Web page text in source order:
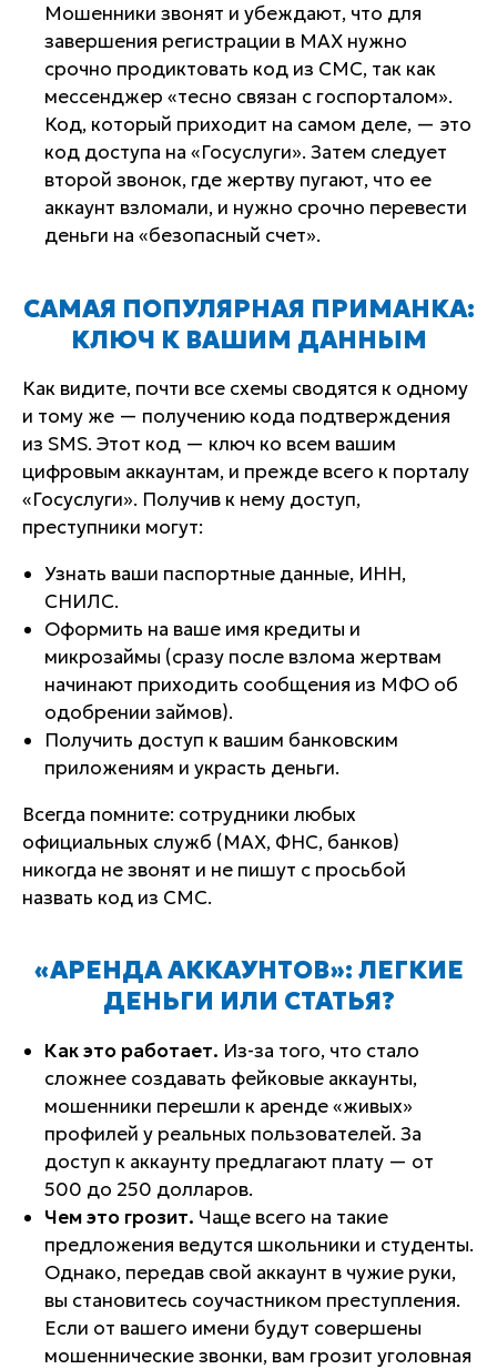
Мошенники звонят и убеждают, что для
завершения регистрации в MAX нужно
срочно продиктовать код из СМС, так как
мессенджер «тесно связан с госпорталом».
Код, который приходит на самом деле, — это
код доступа на «Госуслуги». Затем следует
второй звонок, где жертву пугают, что ее
аккаунт взломали, и нужно срочно перевести
деньги на «безопасный счет».
САМАЯ ПОПУЛЯРНАЯ ПРИМАНКА:
КЛЮЧ К ВАШИМ ДАННЫМ
Как видите, почти все схемы сводятся к одному
и тому же — получению кода подтверждения
из SMS. Этот код — ключ ко всем вашим
цифровым аккаунтам, и прежде всего к порталу
«Госуслуги». Получив к нему доступ,
преступники могут:
Узнать ваши паспортные данные, ИНН,
СНИЛС.
Оформить на ваше имя кредиты и
микрозаймы (сразу после взлома жертвам
начинают приходить сообщения из МФО об
одобрении займов).
Получить доступ к вашим банковским
приложениям и украсть деньги.
Всегда помните: сотрудники любых
официальных служб (МАХ, ФНС, банков)
никогда не звонят и не пишут с просьбой
назвать код из СМС.
«АРЕНДА АККАУНТОВ»: ЛЕГКИЕ
ДЕНЬГИ ИЛИ СТАТЬЯ?
Как это работает. Из-за того, что стало
сложнее создавать фейковые аккаунты,
мошенники перешли к аренде «живых»
профилей у реальных пользователей. За
доступ к аккаунту предлагают плату — от
500 до 250 долларов.
Чем это грозит. Чаще всего на такие
предложения ведутся школьники и студенты.
Однако, передав свой аккаунт в чужие руки,
вы становитесь соучастником преступления.
Если от вашего имени будут совершены
мошеннические звонки, вам грозит уголовная